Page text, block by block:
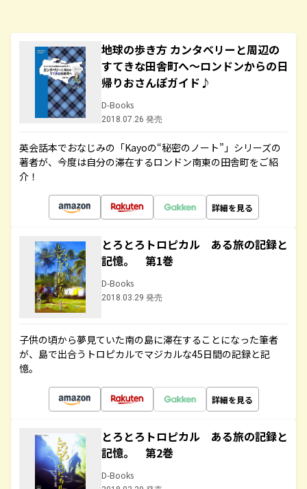
地球の歩き方 カンタベリーと周辺の
すてきな田舎町へ～ロンドンからの日
帰りおさんぽガイド♪
D-Books
2018.07.26 発売
英会話本でおなじみの「Kayoの“秘密のノート”」シリーズの
著者が、今度は自分の滞在するロンドン南東の田舎町をご紹
介！
詳細を見る
とろとろトロピカル ある旅の記録と
記憶。 第1巻
D-Books
2018.03.29 発売
子供の頃から夢見ていた南の島に滞在することになった筆者
が、島で出合うトロピカルでマジカルな45日間の記録と記
憶。
詳細を見る
とろとろトロピカル ある旅の記録と
記憶。 第2巻
D-Books